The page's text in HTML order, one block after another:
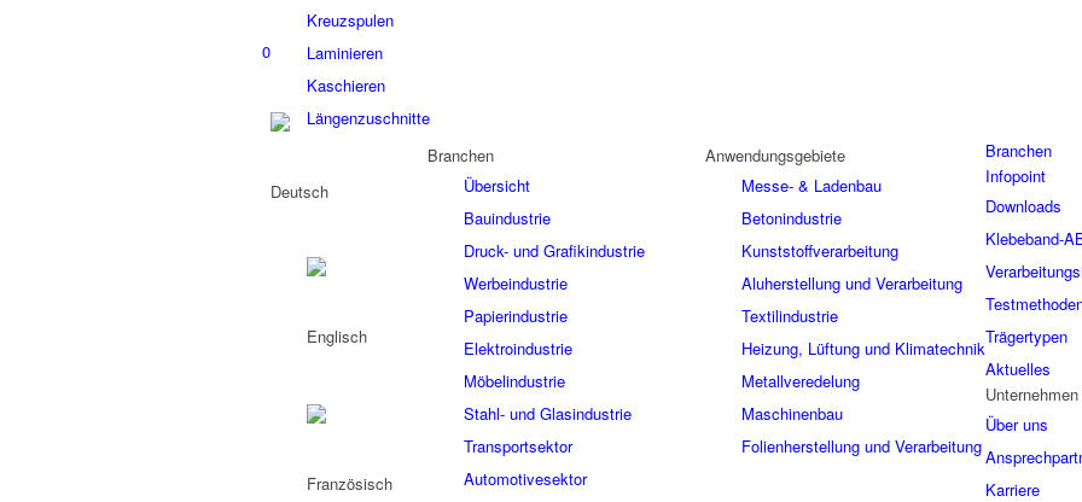
0
Kreuzspulen
Laminieren
Kaschieren
Längenzuschnitte
Branchen
Branchen
Übersicht
Bauindustrie
Druck- und Grafikindustrie
Werbeindustrie
Papierindustrie
Elektroindustrie
Möbelindustrie
Stahl- und Glasindustrie
Transportsektor
Automotivesektor
Anwendungsgebiete
Messe- & Ladenbau
Betonindustrie
Kunststoffverarbeitung
Aluherstellung und Verarbeitung
Textilindustrie
Heizung, Lüftung und Klimatechnik
Metallveredelung
Maschinenbau
Folienherstellung und Verarbeitung
Infopoint
Downloads
Klebeband-
Trägertypen
Aktuelles
Unternehmen
Über uns
Karriere